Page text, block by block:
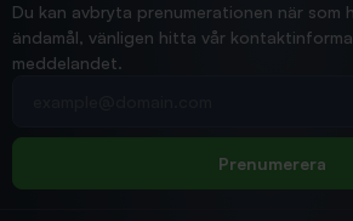
Du kan avbryta prenumerationen när som
ändamål, vänligen hitta vår
meddelandet.
Prenumerera